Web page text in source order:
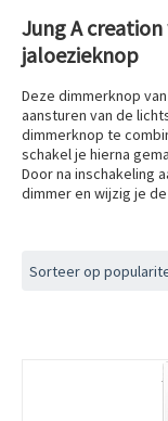
Jung A
jaloezieknop
Deze dimmerknop
aansturen van de
dimmerknop te
schakel je hierna
Door na inschakeling
dimmer en wijzig je
Sorteer op